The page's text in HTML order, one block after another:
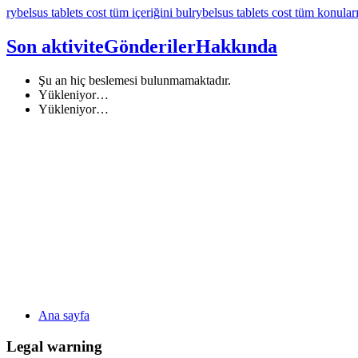
rybelsus tablets cost tüm içeriğini bulrybelsus tablets cost tüm
Son aktiviteGönderilerHakkında
Şu an hiç beslemesi bulunmamaktadır.
Yükleniyor…
Yükleniyor…
Ana sayfa
Legal warning